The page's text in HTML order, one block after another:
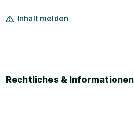
Inhalt melden
Rechtliches & Informationen